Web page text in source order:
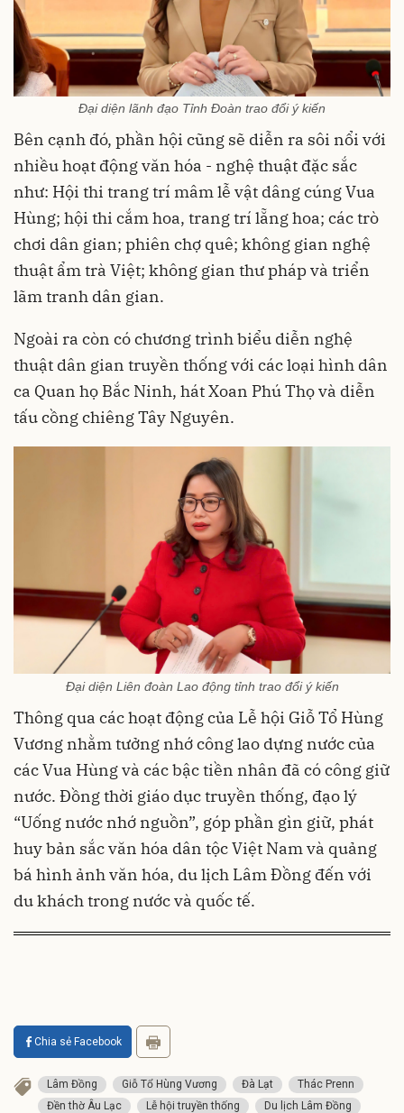
Đại diện lãnh đạo Tỉnh Đoàn trao đổi ý kiến
Bên cạnh đó, phần hội cũng sẽ diễn ra sôi nổi với
nhiều hoạt động văn hóa - nghệ thuật đặc sắc
như: Hội thi trang trí mâm lễ vật dâng cúng Vua
Hùng; hội thi cắm hoa, trang trí lẵng hoa; các trò
chơi dân gian; phiên chợ quê; không gian nghệ
thuật ẩm trà Việt; không gian thư pháp và triển
lãm tranh dân gian.
Ngoài ra còn có chương trình biểu diễn nghệ
thuật dân gian truyền thống với các loại hình dân
ca Quan họ Bắc Ninh, hát Xoan Phú Thọ và diễn
tấu cồng chiêng Tây Nguyên.
Đại diện Liên đoàn Lao động tỉnh trao đổi ý kiến
Thông qua các hoạt động của Lễ hội Giỗ Tổ Hùng
Vương nhằm tưởng nhớ công lao dựng nước của
các Vua Hùng và các bậc tiền nhân đã có công giữ
nước. Đồng thời giáo dục truyền thống, đạo lý
“Uống nước nhớ nguồn”, góp phần gìn giữ, phát
huy bản sắc văn hóa dân tộc Việt Nam và quảng
bá hình ảnh văn hóa, du lịch Lâm Đồng đến với
du khách trong nước và quốc tế.
Chia sẻ Facebook
Lâm Đồng Giỗ Tổ Hùng Vương Đà Lạt
Thác Prenn
Đền thờ Âu Lạc
Lễ hội truyền thống Du lịch Lâm Đồng